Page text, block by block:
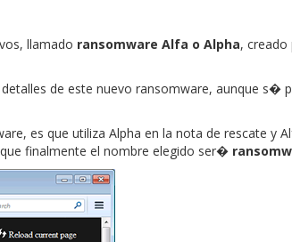
llamado ransomware Alfa o Alpha,
de este nuevo ransomware, aunque s�
es que utiliza Alpha en la nota de rescate y
finalmente el nombre elegido ser�